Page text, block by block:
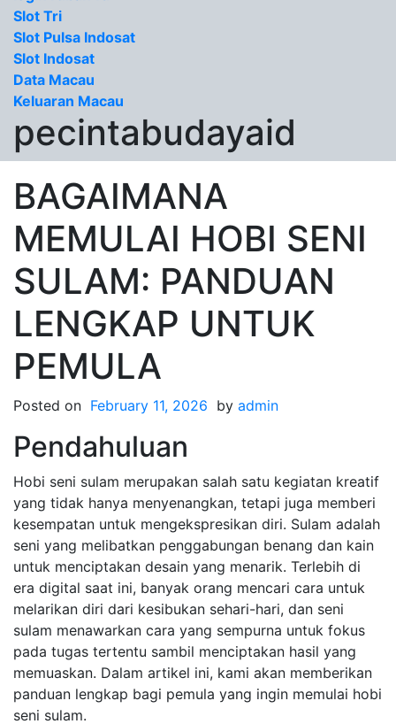
Slot Tri
Slot Pulsa Indosat
Slot Indosat
Data Macau
Keluaran Macau
pecintabudayaid
BAGAIMANA
MEMULAI HOBI SENI
SULAM: PANDUAN
LENGKAP UNTUK
PEMULA
Posted on February 11, 2026 by admin
Pendahuluan
Hobi seni sulam merupakan salah satu kegiatan kreatif
yang tidak hanya menyenangkan, tetapi juga memberi
kesempatan untuk mengekspresikan diri. Sulam adalah
seni yang melibatkan penggabungan benang dan kain
untuk menciptakan desain yang menarik. Terlebih di
era digital saat ini, banyak orang mencari cara untuk
melarikan diri dari kesibukan sehari-hari, dan seni
sulam menawarkan cara yang sempurna untuk fokus
pada tugas tertentu sambil menciptakan hasil yang
memuaskan. Dalam artikel ini, kami akan memberikan
panduan lengkap bagi pemula yang ingin memulai hobi
seni sulam.